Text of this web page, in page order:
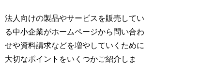
法人向けの製品やサービスを販売してい
る中小企業がホームページから問い合わ
せや資料請求などを増やしていくために
大切なポイントをいくつかご紹介しま